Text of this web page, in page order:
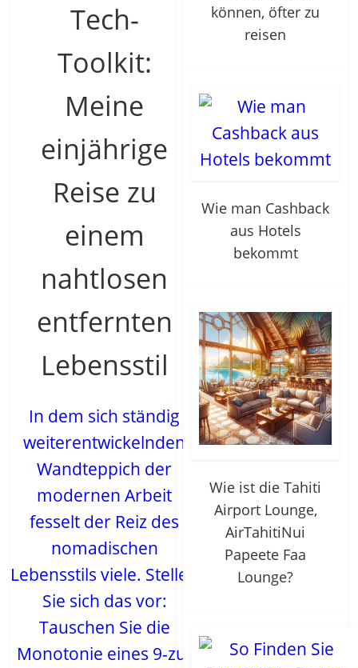
Tech-
Toolkit:
Meine
einjährige
Reise zu
einem
nahtlosen
entfernten
Lebensstil
In dem sich ständig
weiterentwickelnden
Wandteppich der
modernen Arbeit
fesselt der Reiz des
nomadischen
Lebensstils viele. Stellen
Sie sich das vor:
Tauschen Sie die
Monotonie eines 9-zu-
können, öfter zu
reisen
Wie man Cashback
aus Hotels
bekommt
Wie ist die Tahiti
Airport Lounge,
AirTahitiNui
Papeete Faa
Lounge?